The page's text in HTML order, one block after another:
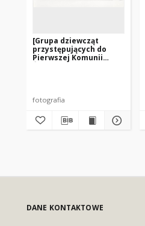
[Grupa dziewcząt
przystępujących do
Pierwszej Komunii
Mieście. 2]
fotografia
DANE KONTAKTOWE